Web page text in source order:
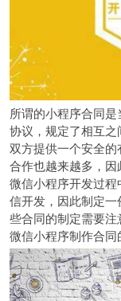
所谓的小程序合同
协议，规定了相互
双方提供一个安全
合作也越来越多，
微信小程序开发过
信开发，因此制定
些合同的制定需要
微信小程序制作合同